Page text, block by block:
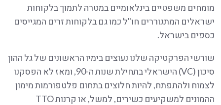
מומחים משפטיים בינלאומיים במטרה לתמוך בלקוחות
ישראלים המתגוררים חו"ל כמו גם בלקוחות זרים המגייסים
כספים בישראל.
שורשי הפרקטיקה שלנו נעוצים בימיו הראשונים של גל ההון
סיכון (VC) הישראלי בתחילת שנות ה-90, ומאז לא הפסקנו
לצמוח ולהתפתח, להיות חלוצים בתחום פלטפורמות מימון
ההמונים למשקיעים כשירים, למשל, או קרנות TTO